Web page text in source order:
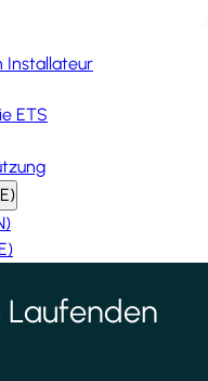
Installateur
ETS
Laufenden